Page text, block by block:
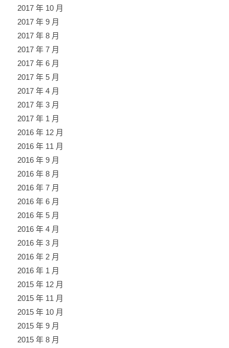
2017 年 10 月
2017 年 9 月
2017 年 8 月
2017 年 7 月
2017 年 6 月
2017 年 5 月
2017 年 4 月
2017 年 3 月
2017 年 1 月
2016 年 12 月
2016 年 11 月
2016 年 9 月
2016 年 8 月
2016 年 7 月
2016 年 6 月
2016 年 5 月
2016 年 4 月
2016 年 3 月
2016 年 2 月
2016 年 1 月
2015 年 12 月
2015 年 11 月
2015 年 10 月
2015 年 9 月
2015 年 8 月